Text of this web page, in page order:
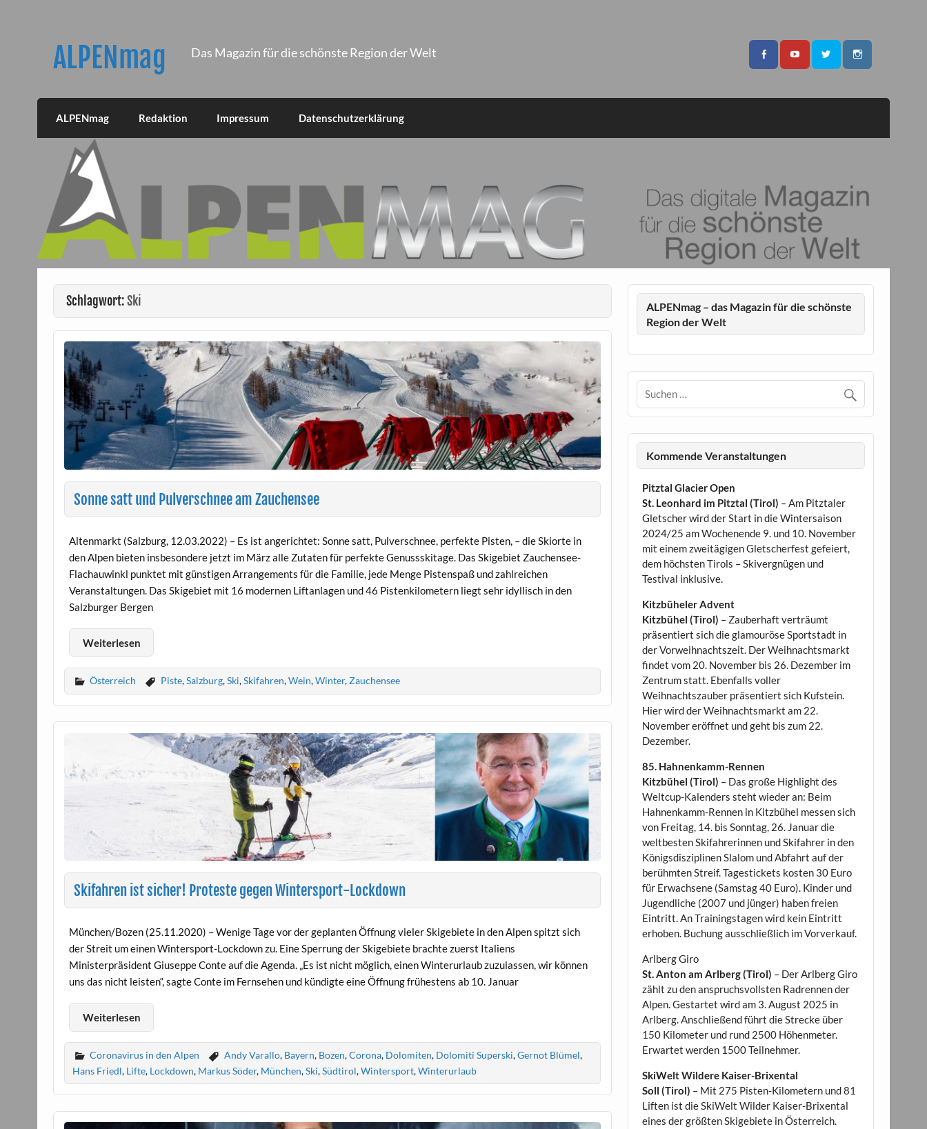
ALPENmag Das Magazin für die schönste Region der Welt
ALPENmag Redaktion Impressum Datenschutzerklärung
Schlagwort:Ski
Sonne satt und Pulverschnee am Zauchensee
Altenmarkt (Salzburg, 12.03.2022) – Es ist angerichtet: Sonne satt, Pulverschnee, perfekte Pisten, – die Skiorte in
den Alpen bieten insbesondere jetzt im März alle Zutaten für perfekte Genussskitage. Das Skigebiet Zauchensee-
Flachauwinkl punktet mit günstigen Arrangements für die Familie, jede Menge Pistenspaß und zahlreichen
Veranstaltungen. Das Skigebiet mit 16 modernen Liftanlagen und 46 Pistenkilometern liegt sehr idyllisch in den
Salzburger Bergen
Weiterlesen
Österreich Piste,Salzburg,Ski,Skifahren,Wein,Winter,Zauchensee
Skifahren ist sicher! Proteste gegen Wintersport-Lockdown
München/Bozen (25.11.2020) – Wenige Tage vor der geplanten Öffnung vieler Skigebiete in den Alpen spitzt sich
der Streit um einen Wintersport-Lockdown zu. Eine Sperrung der Skigebiete brachte zuerst Italiens
Ministerpräsident Giuseppe Conte auf die Agenda. „Es ist nicht möglich, einen Winterurlaub zuzulassen, wir können
uns das nicht leisten“, sagte Conte im Fernsehen und kündigte eine Öffnung frühestens ab 10. Januar
Weiterlesen
Coronavirus in den Alpen Andy Varallo, Bayern, Bozen,Corona, Dolomiten, Dolomiti Superski,Gernot Blümel,
Hans Friedl, Lifte, Lockdown, Markus Söder, München,Ski,Südtirol,Wintersport,Winterurlaub
ALPENmag – das Magazin für die schönste
Region der Welt
Kommende Veranstaltungen
Pitztal Glacier Open
St. Leonhard im Pitztal (Tirol) – Am Pitztaler
Gletscher wird der Start in die Wintersaison
2024/25 am Wochenende 9. und 10. November
mit einem zweitägigen Gletscherfest gefeiert,
dem höchsten Tirols – Skivergnügen und
Testival inklusive.
Kitzbüheler Advent
Kitzbühel (Tirol) – Zauberhaft verträumt
präsentiert sich die glamouröse Sportstadt in
der Vorweihnachtszeit. Der Weihnachtsmarkt
findet vom 20. November bis 26. Dezember im
Zentrum statt. Ebenfalls voller
Weihnachtszauber präsentiert sich Kufstein.
Hier wird der Weihnachtsmarkt am 22.
November eröffnet und geht bis zum 22.
Dezember.
85. Hahnenkamm-Rennen
Kitzbühel (Tirol) – Das große Highlight des
Weltcup-Kalenders steht wieder an: Beim
Hahnenkamm-Rennen in Kitzbühel messen sich
von Freitag, 14. bis Sonntag, 26. Januar die
weltbesten Skifahrerinnen und Skifahrer in den
Königsdisziplinen Slalom und Abfahrt auf der
berühmten Streif. Tagestickets kosten 30 Euro
für Erwachsene (Samstag 40 Euro). Kinder und
Jugendliche (2007 und jünger) haben freien
Eintritt. An Trainingstagen wird kein Eintritt
erhoben. Buchung ausschließlich im Vorverkauf.
Arlberg Giro
St. Anton am Arlberg (Tirol) – Der Arlberg Giro
zählt zu den anspruchsvollsten Radrennen der
Alpen. Gestartet wird am 3. August 2025 in
Arlberg. Anschließend führt die Strecke über
150 Kilometer und rund 2500 Höhenmeter.
Erwartet werden 1500 Teilnehmer.
SkiWelt Wildere Kaiser-Brixental
Soll (Tirol) – Mit 275 Pisten-Kilometern und 81
Liften ist die SkiWelt Wilder Kaiser-Brixental
eines der größten Skigebiete in Österreich.